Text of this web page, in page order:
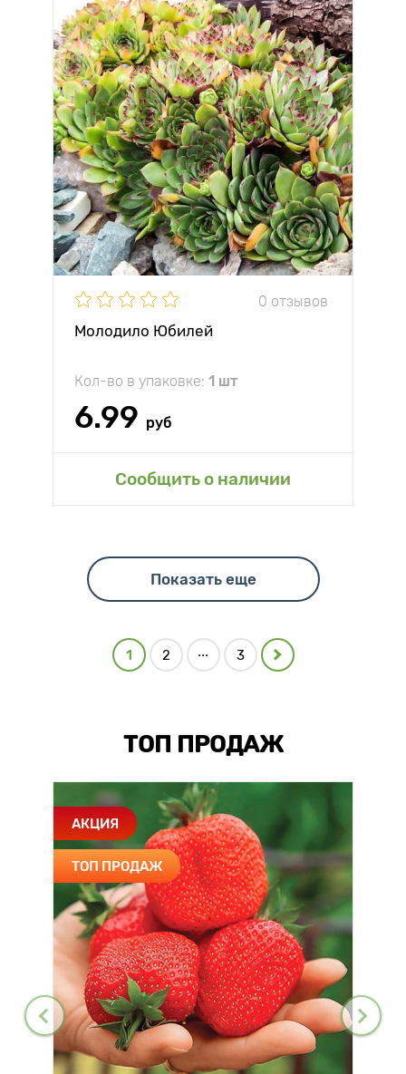
0 отзывов
Молодило Юбилей
Кол-во в упаковке: 1 шт
6.99 руб
Сообщить о наличии
Показать еще
1 2 ... 3
ТОП ПРОДАЖ
АКЦИЯ
ТОП ПРОДАЖ